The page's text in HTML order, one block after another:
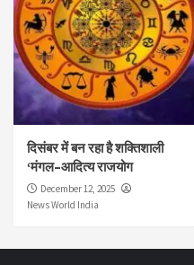
दिसंबर में बन रहा है शक्तिशाली
‘मंगल–आदित्य राजयोग
December 12, 2025
News World India